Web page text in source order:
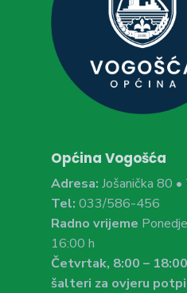
Općina Vogošća
Adresa: Jošanička 80
Tel: 033/586-456
Radno vrijeme
16:00 h
Četvrtak, 8:00 –
šalteri za ovjeru